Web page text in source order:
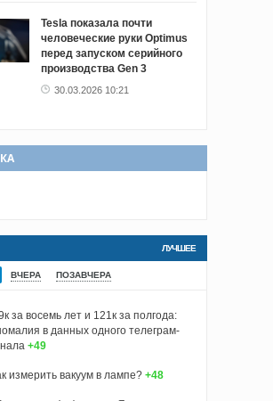
Tesla показала почти
человеческие руки Optimus
перед запуском серийного
производства Gen 3
30.03.2026 10:21
ЛУЧШЕЕ
ВЧЕРА ПОЗАВЧЕРА
за восемь лет и 121к за полгода:
в данных одного телеграм-
+49
измерить вакуум в лампе? +48